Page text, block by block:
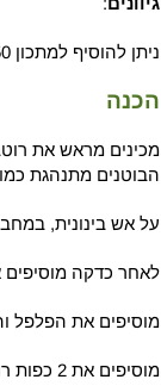
ניתן להוסיף למתכון 250 גר׳ רצועות טופו או רצועות עוף, מוקפצות מראש במחבת עם מעט שמן זית ושום + כורכום ופפריקה מתוקה.
הכנה
מכינים מראש את
הבוטנים מתנהגת
על אש בינונית,
לאחר כדקה מוסיפים
מוסיפים את הפלפל
מוסיפים את 2 כפות רוטב הסויה, מערבבים היטב ומקפיצים עוד כחצי דקה.